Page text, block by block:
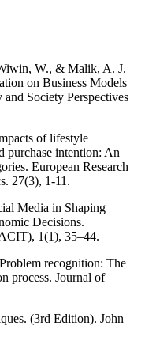
W., & Malik, A. J.
on Business Models
Society Perspectives
of lifestyle
purchase intention: An
European Research
27(3), 1-11.
Media in Shaping
Decisions.
1(1), 35–44.
recognition: The
process. Journal of
(3rd Edition). John